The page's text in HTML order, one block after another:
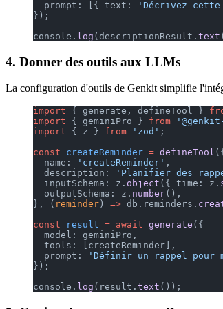
  prompt: [{ text:
'Décrivez cette
});
console. log (descriptionResult. text
4. Donner des outils aux LLMs
La configuration d'outils de Genkit simplifie
import { generate, defineTool }
import { geminiPro } from
import { z } from 'zod' ;
const createReminder = defineTool ({
  name:
'createReminder' ,
  description:
'Planifier des
  inputSchema: z.
object ({ time: z.
  outputSchema: z.
number(),
}, ( reminder ) => db.reminders.
const result = await generate ({
  model: geminiPro,
  tools: [createReminder],
  prompt:
'Définir un rappel pour
});
console. log (result. text ());